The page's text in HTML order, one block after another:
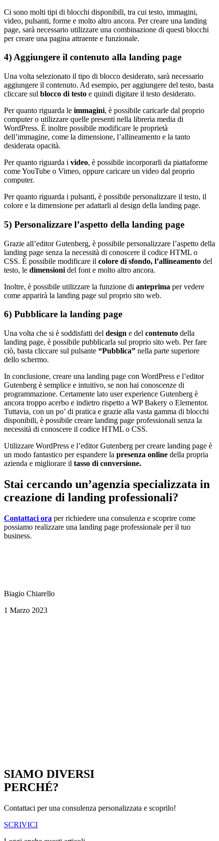
Ci sono molti tipi di blocchi disponibili, tra cui testo, immagini,
video, pulsanti, forme e molto altro ancora. Per creare una landing
page, sarà necessario utilizzare una combinazione di questi blocchi
per creare una pagina attraente e funzionale.
4) Aggiungere il contenuto alla landing page
Una volta selezionato il tipo di blocco desiderato, sarà necessario
aggiungere il contenuto. Ad esempio, per aggiungere del testo, basta
cliccare sul blocco di testo e quindi digitare il testo desiderato.
Per quanto riguarda le immagini, è possibile caricarle dal proprio
computer o utilizzare quelle presenti nella libreria media di
WordPress. È inoltre possibile modificare le proprietà
dell’immagine, come la dimensione, l’allineamento e la tanto
desiderata opacità.
Per quanto riguarda i video, è possibile incorporarli da piattaforme
come YouTube o Vimeo, oppure caricare un video dal proprio
computer.
Per quanto riguarda i pulsanti, è possibile personalizzare il testo, il
colore e la dimensione per adattarli al design della landing page.
5) Personalizzare l’aspetto della landing page
Grazie all’editor Gutenberg, è possibile personalizzare l’aspetto della
landing page senza la necessità di conoscere il codice HTML o
CSS. È possibile modificare il colore di sfondo, l’allineamento del
testo, le dimensioni del font e molto altro ancora.
Inoltre, è possibile utilizzare la funzione di anteprima per vedere
come apparirà la landing page sul proprio sito web.
6) Pubblicare la landing page
Una volta che si è soddisfatti del design e del contenuto della
landing page, è possibile pubblicarla sul proprio sito web. Per fare
ciò, basta cliccare sul pulsante “Pubblica” nella parte superiore
dello schermo.
In conclusione, creare una landing page con WordPress e l’editor
Gutenberg è semplice e intuitivo, se non hai conoscenze di
programmazione. Certamente lato user experience Gutenberg è
ancora troppo acerbo e indietro rispetto a WP Bakery o Elementor.
Tuttavia, con un po’ di pratica e grazie alla vasta gamma di blocchi
disponibili, è possibile creare landing page professionali senza la
necessità di conoscere il codice HTML o CSS.
Utilizzare WordPress e l’editor Gutenberg per creare landing page è
un modo fantastico per espandere la presenza online della propria
azienda e migliorare il tasso di conversione.
Stai cercando un’agenzia specializzata in
creazione di landing professionali?
Contattaci ora per richiedere una consulenza e scoprire come
possiamo realizzare una landing page professionale per il tuo
business.
Biagio Chiarello
1 Marzo 2023
SIAMO DIVERSI
PERCHÉ?
Contattaci per una consulenza personalizzata e scoprilo!
SCRIVICI